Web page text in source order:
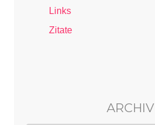
Links
Zitate
ARCHIV